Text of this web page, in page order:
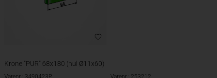
Krone "PUR" 68x180 (hul Ø11x60)
Varenr.: 3490423P
Varenr.: 253212